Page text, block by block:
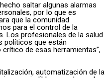
saltar algunas alarmas
por lo que es
que la comunidad
para el control de la
Los profesionales de la salud
políticos que están
de esas herramientas”,
automatización de la